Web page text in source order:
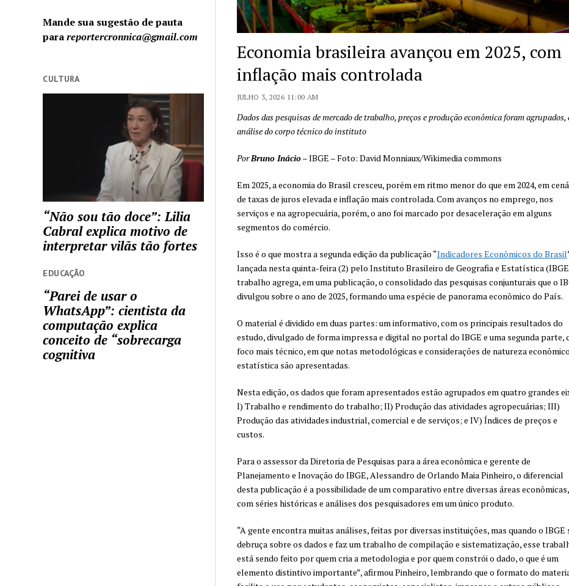
Mande sua sugestão de pauta
parareportercronnica@gmail.com
CULTURA
“Não sou tão doce”: Lilia
Cabral explica motivo de
interpretar vilãs tão fortes
EDUCAÇÃO
“Parei de usar o
WhatsApp”: cientista da
computação explica
conceito de “sobrecarga
cognitiva
Economia brasileira avançou em 2025, com
inflação mais controlada
JULHO 3, 2026 11:00 AM
Dados das pesquisas de mercado de trabalho, preços e produção econômica foram agrupados,
análise do corpo técnico do instituto
PorBruno Inácio– IBGE – Foto: David Monniaux/Wikimedia commons
Em 2025, a economia do Brasil cresceu, porém em ritmo menor do que em 2024, em
de taxas de juros elevada e inflação mais controlada. Com avanços no emprego, nos
serviços e na agropecuária, porém, o ano foi marcado por desaceleração em alguns
segmentos do comércio.
Isso é o que mostra a segunda edição da publicação “Indicadores Econômicos do Brasil
lançada nesta quinta-feira (2) pelo Instituto Brasileiro de Geografia e Estatística
trabalho agrega, em uma publicação, o consolidado das pesquisas conjunturais que o
divulgou sobre o ano de 2025, formando uma espécie de panorama econômico do País.
O material é dividido em duas partes: um informativo, com os principais resultados do
estudo, divulgado de forma impressa e digital no portal do IBGE e uma segunda parte,
foco mais técnico, em que notas metodológicas e considerações de natureza
estatística são apresentadas.
Nesta edição, os dados que foram apresentados estão agrupados em quatro grandes
I) Trabalho e rendimento do trabalho; II) Produção das atividades agropecuárias; III)
Produção das atividades industrial, comercial e de serviços; e IV) Índices de preços e
custos.
Para o assessor da Diretoria de Pesquisas para a área econômica e gerente de
Planejamento e Inovação do IBGE, Alessandro de Orlando Maia Pinheiro, o diferencial
desta publicação é a possibilidade de um comparativo entre diversas áreas econômicas,
com séries históricas e análises dos pesquisadores em um único produto.
“A gente encontra muitas análises, feitas por diversas instituições, mas quando o IBGE
debruça sobre os dados e faz um trabalho de compilação e sistematização, esse
está sendo feito por quem cria a metodologia e por quem constrói o dado, o que é um
elemento distintivo importante”, afirmou Pinheiro, lembrando que o formato do